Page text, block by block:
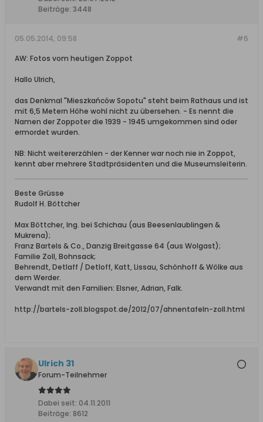
Beiträge: 3448
#6
05.05.2014, 09:58
AW: Fotos vom heutigen Zoppot
Hallo Ulrich,
das Denkmal "Mieszkańców Sopotu" steht beim Rathaus und ist
mit 6,5 Metern Höhe wohl nicht zu übersehen. - Es nennt die
Namen der Zoppoter die 1939 - 1945 umgekommen sind oder
ermordet wurden.
NB: Nicht weitererzählen - der Kenner war noch nie in Zoppot,
kennt aber mehrere Stadtpräsidenten und die Museumsleiterin.
Beste Grüsse
Rudolf H. Böttcher
Max Böttcher, Ing. bei Schichau (aus Beesenlaublingen &
Mukrena);
Franz Bartels & Co., Danzig Breitgasse 64 (aus Wolgast);
Familie Zoll, Bohnsack;
Behrendt, Detlaff / Detloff, Katt, Lissau, Schönhoff & Wölke aus
dem Werder.
Verwandt mit den Familien: Elsner, Adrian, Falk.
http://bartels-zoll.blogspot.de/2012/07/ahnentafeln-zoll.html
Ulrich 31
Forum-Teilnehmer
Dabei seit: 04.11.2011
Beiträge: 8612